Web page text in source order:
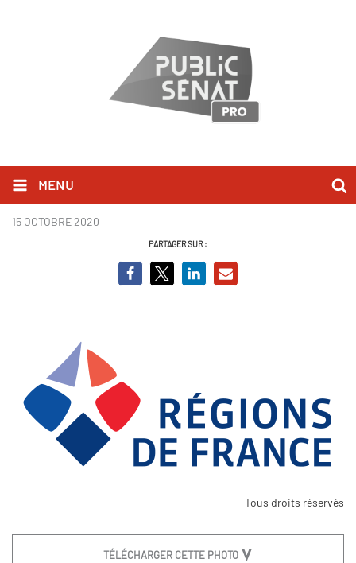
MENU
Régions de France
15 OCTOBRE 2020
PARTAGER SUR :
Tous droits réservés
TÉLÉCHARGER CETTE PHOTO